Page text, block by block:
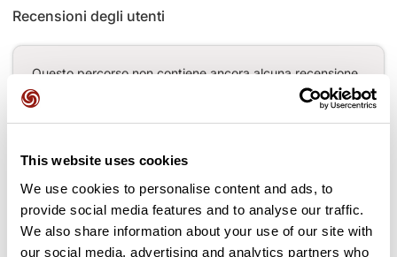
This website uses cookies
We use cookies to personalise content and ads, to
provide social media features and to analyse our traffic.
We also share information about your use of our site with
our social media, advertising and analytics partners who
Recensioni degli utenti
Questo percorso non contiene ancora alcuna recensione.
L'hai già effettuato? Sii il primo a inviare una recensione!
Aggiungi una recensione